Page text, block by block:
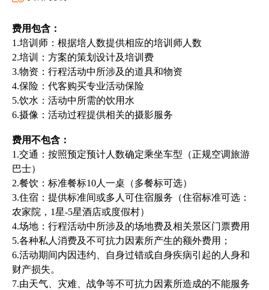
费用包含：
1.培训师：根据培人 数提供相应的培训师人数
2.培训：方案的策划设计及培训费
3.物资：行程活动中所涉及的道具和物资
4.保险：代客购买专业活动保险
5.饮水：活动中所需的饮用水
6.摄像：活动过程提供相关的摄影服务
费用不包含：
1.交通：按照预定预计人数确定乘坐车型（正规空调旅游
巴士）
2.餐饮：标准餐标10人一桌（多餐标可选）
3.住宿：提供标准间或多人可住宿服务（住宿标准可选：
农家院，1星-5星酒店或度假村）
4.场地：行程活动中所涉及的场地费及相关景区门票费用
5.各种私人消费及不可抗力因素所产生的额外费用；
6.活动期间内因违约、自身过错或自身疾病引起的人身和
财产损失。
7.由天气、 灾难、战争等不可抗力因素所造成的不能服务